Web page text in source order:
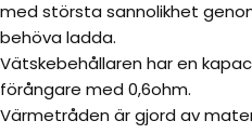
med största sannolikhet
behöva ladda.
Vätskebehållaren har en
förångare med 0,6ohm.
Värmetråden är gjord av